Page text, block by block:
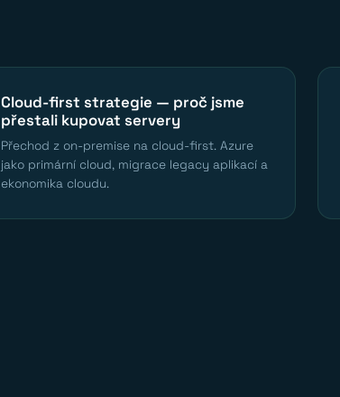
Cloud-first strategie — proč jsme
přestali kupovat servery
Přechod z on-premise na cloud-first. Azure
jako primární cloud, migrace legacy aplikací a
ekonomika cloudu.